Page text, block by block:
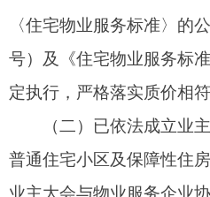
所，按普通住宅标准收取物业公
（五）物业公共服务费统
购房合同记载的建筑面积计算。
物业服务费计费面积，但用途
（六）尚未出售、尚未交付
规定条件的物业，物业公共服务